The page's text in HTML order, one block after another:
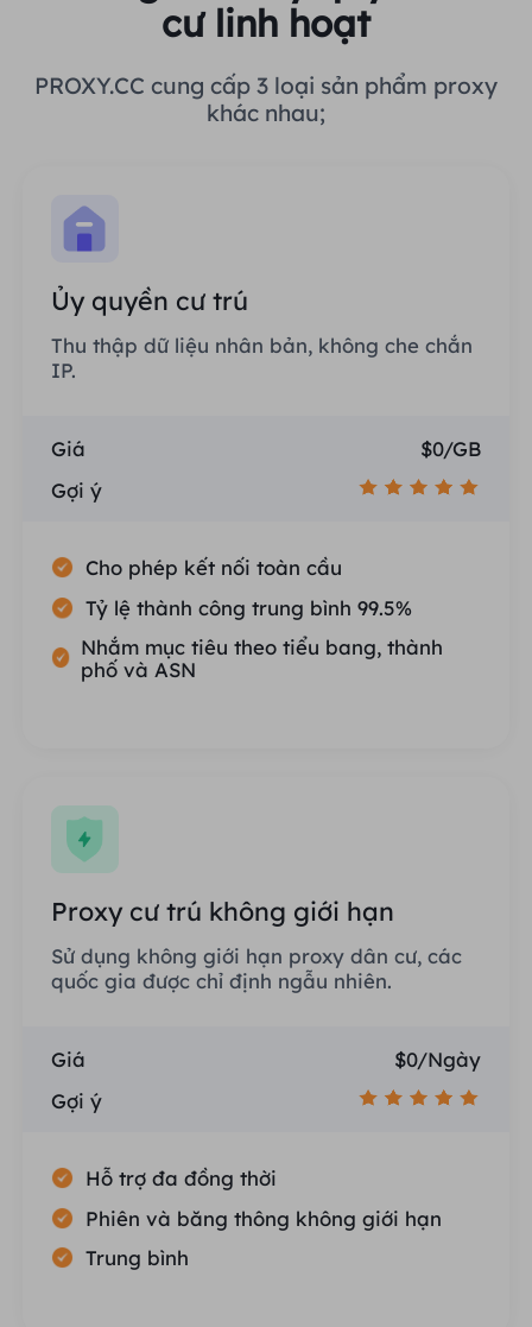
cư linh hoạt
PROXY.CC cung cấp 3 loại sản phẩm proxy
khác nhau;
Ủy quyền cư trú
Thu thập dữ liệu nhân bản, không che chắn
IP.
Giá
$0/GB
Gợi ý
Cho phép kết nối toàn cầu
Tỷ lệ thành công trung bình 99.5%
Nhắm mục tiêu theo tiểu bang, thành
phố và ASN
Proxy cư trú không giới hạn
Sử dụng không giới hạn proxy dân cư, các
quốc gia được chỉ định ngẫu nhiên.
Giá
$0/Ngày
Gợi ý
Hỗ trợ đa đồng thời
Phiên và băng thông không giới hạn
Trung bình